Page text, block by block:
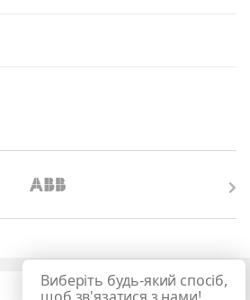
Виберіть будь-який спосіб,